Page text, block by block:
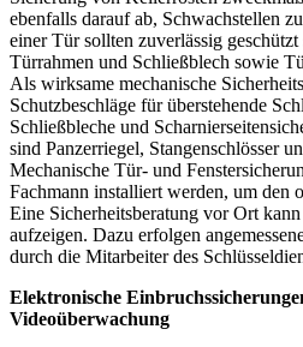
ebenfalls darauf ab, Schwachstellen
einer Tür sollten zuverlässig
Türrahmen und Schließblech sowie
Als wirksame mechanische
Schutzbeschläge für überstehende
Schließbleche und
sind Panzerriegel, Stangenschlösser
Mechanische Tür- und
Fachmann installiert werden, um den
Eine Sicherheitsberatung vor Ort
aufzeigen. Dazu erfolgen
durch die Mitarbeiter des
Elektronische
Videoüberwachung